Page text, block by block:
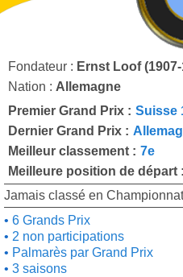
Fondateur : Ernst Loof
Nation : Allemagne
Premier Grand Prix : Suisse
Dernier Grand Prix :
Meilleur classement : 7e
Meilleure position de départ :
Jamais classé en
6 Grands Prix
2 non participations
Palmarès par Grand Prix
3 saisons